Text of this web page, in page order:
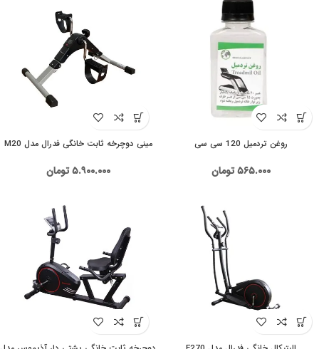
روغن تردمیل 120 سی سی
۵۶۵.۰۰۰تومان
مینی دوچرخه ثابت خانگی فدرال مدل M20
۵.۹۰۰.۰۰۰ تومان